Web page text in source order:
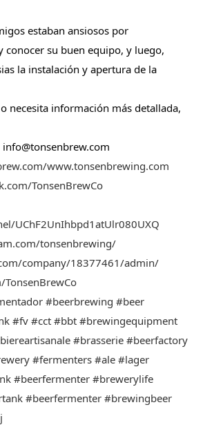
conocer su buen equipo, y luego,
la instalación y apertura de la
www.tonsenbrewing.com
TonsenBrewCo
UChF2UnIhbpd1atUlr080UXQ
tonsenbrewing/
company/18377461/admin/
#beerbrewing #beer
#fv #cct #bbt #brewingequipment
#brasserie #beerfactory
#fermenters #ale #lager
#beerfermenter #brewerylife
#beerfermenter #brewingbeer